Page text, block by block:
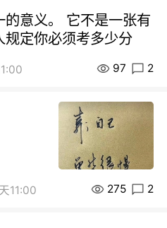
意义。 它不是一张有
定你必须考多少分
97 2
11:00 275 2